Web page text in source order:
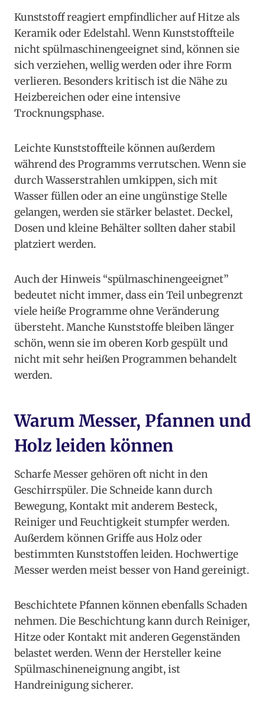
Kunststoff reagiert empfindlicher auf Hitze als
Keramik oder Edelstahl. Wenn Kunststoffteile
nicht spülmaschinengeeignet sind, können sie
sich verziehen, wellig werden oder ihre Form
verlieren. Besonders kritisch ist die Nähe zu
Heizbereichen oder eine intensive
Trocknungsphase.
Leichte Kunststoffteile können außerdem
während des Programms verrutschen. Wenn sie
durch Wasserstrahlen umkippen, sich mit
Wasser füllen oder an eine ungünstige Stelle
gelangen, werden sie stärker belastet. Deckel,
Dosen und kleine Behälter sollten daher stabil
platziert werden.
Auch der Hinweis “spülmaschinengeeignet”
bedeutet nicht immer, dass ein Teil unbegrenzt
viele heiße Programme ohne Veränderung
übersteht. Manche Kunststoffe bleiben länger
schön, wenn sie im oberen Korb gespült und
nicht mit sehr heißen Programmen behandelt
werden.
Warum Messer, Pfannen und
Holz leiden können
Scharfe Messer gehören oft nicht in den
Geschirrspüler. Die Schneide kann durch
Bewegung, Kontakt mit anderem Besteck,
Reiniger und Feuchtigkeit stumpfer werden.
Außerdem können Griffe aus Holz oder
bestimmten Kunststoffen leiden. Hochwertige
Messer werden meist besser von Hand gereinigt.
Beschichtete Pfannen können ebenfalls Schaden
nehmen. Die Beschichtung kann durch Reiniger,
Hitze oder Kontakt mit anderen Gegenständen
belastet werden. Wenn der Hersteller keine
Spülmaschineneignung angibt, ist
Handreinigung sicherer.